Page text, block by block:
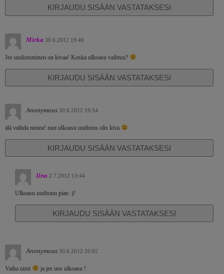
KIRJAUDU SISÄÄN VASTATAKSESI
Mirka 30.6.2012 19:46
Jee uudistuminen on kivaa! Koska ulkoasu vaihtuu?
KIRJAUDU SISÄÄN VASTATAKSESI
Anonymous 30.6.2012 19:54
älä vaihda nimea! mut ulkoasu uudistus olis kiva
KIRJAUDU SISÄÄN VASTATAKSESI
Iina 2.7.2012 13:44
Ulkoasu uudistuu pian :)!
KIRJAUDU SISÄÄN VASTATAKSESI
Anonymous 30.6.2012 20:02
Vaiha nimi ja jes uus ulkoasu !